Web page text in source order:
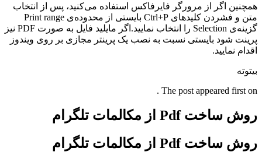
همچنین اگر از مرورگر فایرفاکس استفاده می‌کنید، پس از انتخاب
متن و فشردن کلیدهای Ctrl+P بایستی از محدوده‌ی Print range
گزینه‌ی Selection را انتخاب نمایید.اگر مایلید فایل به صورت PDF نیز
پرینت شود بایستی نسبت به نصب یک پرینتر مجازی بر روی ویندوز
اقدام نمایید.
بیتوته
The post appeared first on .
روش ساخت Pdf از مکالمات تلگرام
روش ساخت Pdf از مکالمات تلگرام